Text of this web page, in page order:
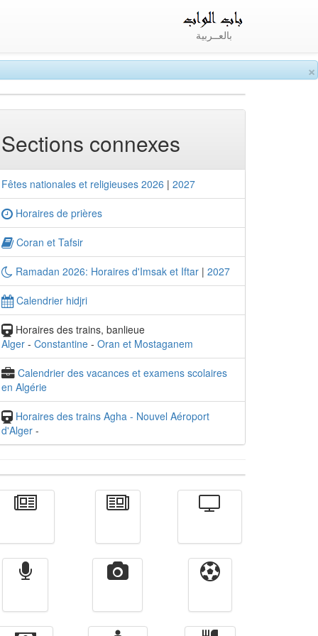
×
بالعــربية
Sections connexes
Fêtes nationales et religieuses 2026 | 2027
Horaires de prières
Coran et Tafsir
Ramadan 2026: Horaires d'Imsak et Iftar | 2027
Calendrier hidjri
Horaires des trains, banlieue
Alger - Constantine - Oran et Mostaganem
Calendrier des vacances et examens scolaires
en Algérie
Horaires des trains Agha - Nouvel Aéroport
d'Alger -